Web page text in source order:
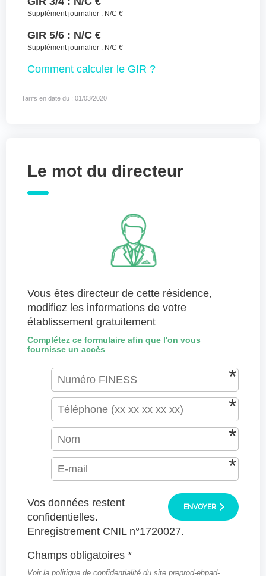
ENVOYER
Supplément journalier : N/C €
GIR 5/6 : N/C €
Supplément journalier : N/C €
Comment calculer le GIR ?
Tarifs en date du : 01/03/2020
Le mot du directeur
Vous êtes directeur de cette résidence,
modifiez les informations de votre
établissement gratuitement
Complétez ce formulaire afin que l'on vous
fournisse un accès
ENVOYER
Vos données restent
confidentielles.
Enregistrement CNIL n°1720027.
Champs obligatoires *
Voir la politique de confidentialité du site preprod-ehpad-